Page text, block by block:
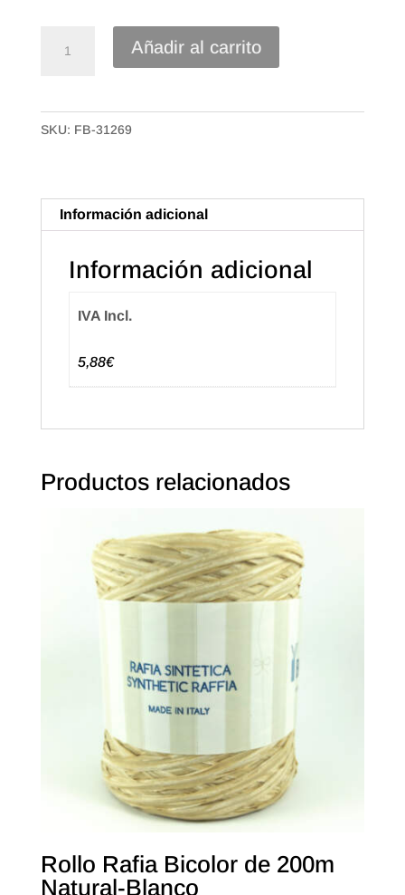
Polipropileno
Plumas
Colores
surtidos.
(50u.)
cantidad
Añadir al carrito
SKU: FB-31269
Información adicional
Información adicional
IVA Incl.
5,88€
Productos relacionados
Rollo Rafia Bicolor de 200m
Natural-Blanco